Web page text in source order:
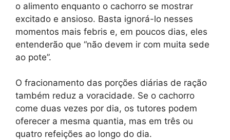
o alimento enquanto o cachorro se mostrar
excitado e ansioso. Basta ignorá-lo nesses
momentos mais febris e, em poucos dias, eles
entenderão que “não devem ir com muita sede
ao pote”.
O fracionamento das porções diárias de ração
também reduz a voracidade. Se o cachorro
come duas vezes por dia, os tutores podem
oferecer a mesma quantia, mas em três ou
quatro refeições ao longo do dia.